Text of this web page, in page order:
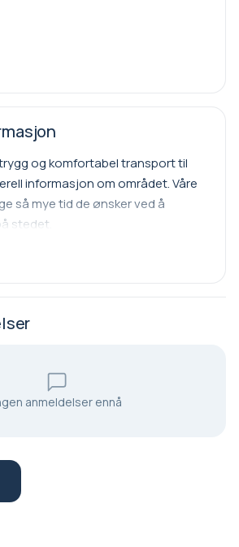
og komfortabel transport til
informasjon om området. Våre
så mye tid de ønsker ved å
stedet.
anmeldelser ennå